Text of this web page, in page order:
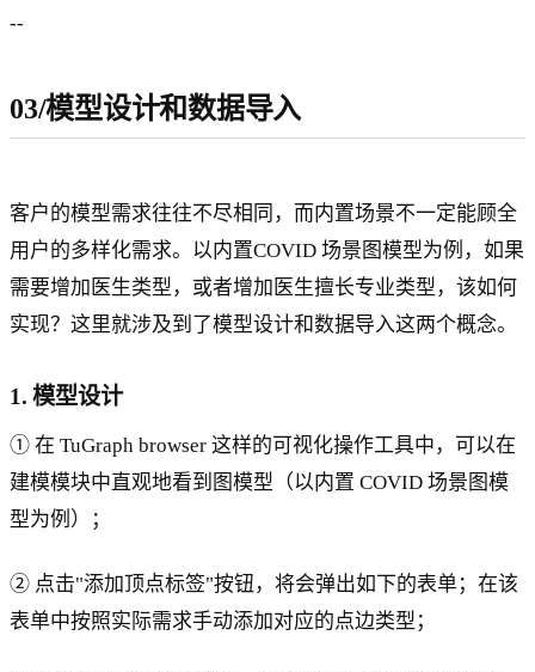
--
03/模型设计和数据导入
客户的模型需求往往不尽相同，而内置场景不一定能顾全
用户的多样化需求。以内置COVID 场景图模型为例，如果
需要增加医生类型，或者增加医生擅长专业类型，该如何
实现？这里就涉及到了模型设计和数据导入这两个概念。
1. 模型设计
① 在 TuGraph browser 这样的可视化操作工具中，可以在
建模模块中直观地看到图模型（以内置 COVID 场景图模
型为例）；
② 点击"添加顶点标签"按钮，将会弹出如下的表单；在该
表单中按照实际需求手动添加对应的点边类型；